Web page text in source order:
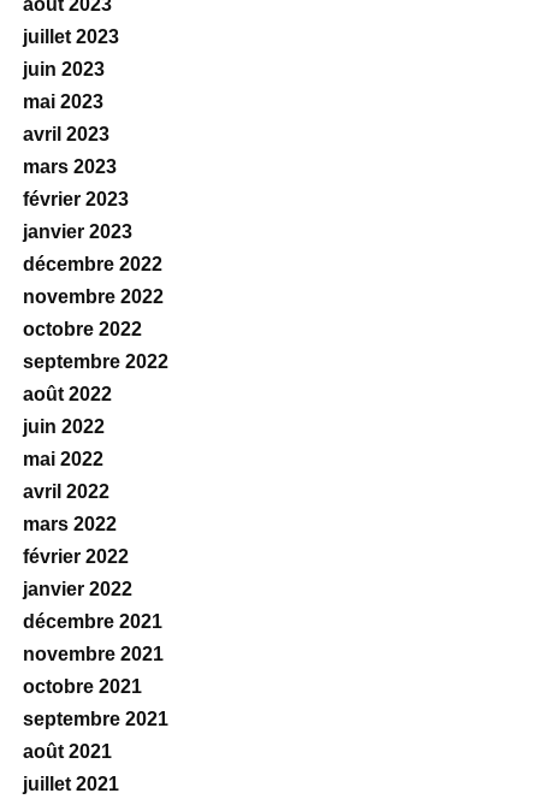
août 2023
juillet 2023
juin 2023
mai 2023
avril 2023
mars 2023
février 2023
janvier 2023
décembre 2022
novembre 2022
octobre 2022
septembre 2022
août 2022
juin 2022
mai 2022
avril 2022
mars 2022
février 2022
janvier 2022
décembre 2021
novembre 2021
octobre 2021
septembre 2021
août 2021
juillet 2021